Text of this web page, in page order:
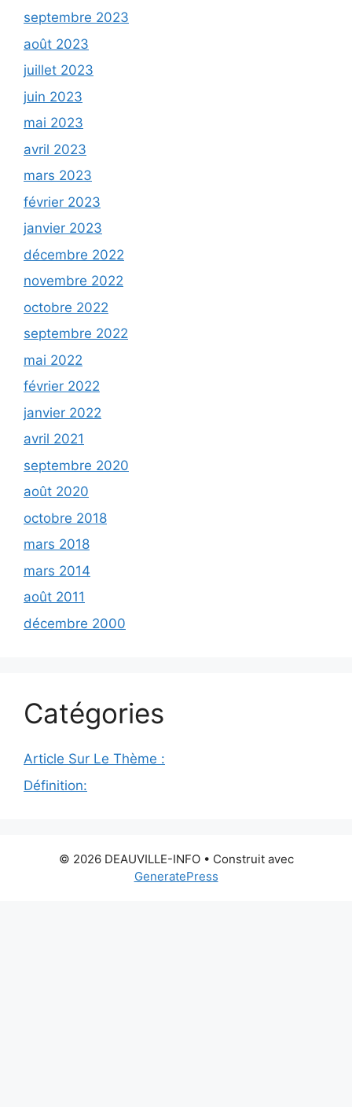
septembre 2023
août 2023
juillet 2023
juin 2023
mai 2023
avril 2023
mars 2023
février 2023
janvier 2023
décembre 2022
novembre 2022
octobre 2022
septembre 2022
mai 2022
février 2022
janvier 2022
avril 2021
septembre 2020
août 2020
octobre 2018
mars 2018
mars 2014
août 2011
décembre 2000
Catégories
Article Sur Le Thème :
Définition:
© 2026 DEAUVILLE-INFO• Construit avec
GeneratePress